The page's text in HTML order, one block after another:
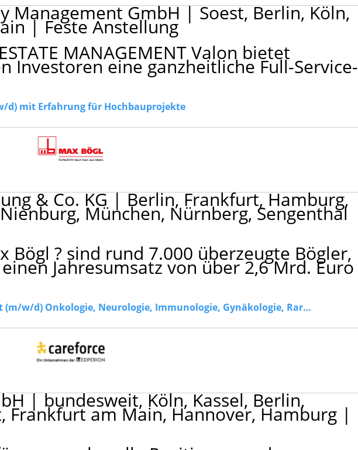
Management GmbH|Soest, Berlin, Köln,
|Feste Anstellung
MANAGEMENT Valon bietet
eine ganzheitliche Full-Service-
d) mit Erfahrung für Hochbauprojekte
& Co. KG|Berlin, Frankfurt, Hamburg,
München, Nürnberg, Sengenthal
Bögl ? sind rund 7.000 überzeugte Bögler,
Jahresumsatz von über 2,6 Mrd. Euro
Pharmaberater, Pharmareferent, Klinikreferent (m/w/d) Onkologie, Neurologie, Immunologie, Gynäkologie, Rare Disease, Diabetes ? in Direktvermittlung
|bundesweit, Köln, Kassel, Berlin,
Frankfurt am Main, Hannover, Hamburg |